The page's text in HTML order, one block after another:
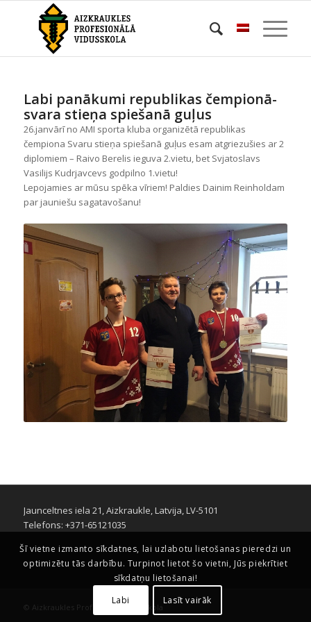
Labi panākumi republikas čempionā-
svara stieņa spiešanā guļus
26.janvārī no AMI sporta kluba organizētā republikas
čempiona Svaru stieņa spiešanā guļus esam atgriezušies ar 2
diplomiem – Raivo Berelis ieguva 2.vietu, bet Svjatoslavs
Vasilijs Kudrjavcevs godpilno 1.vietu!
Lepojamies ar mūsu spēka vīriem! Paldies Dainim Reinholdam
par jauniešu sagatavošanu!
Jaunceltnes iela 21, Aizkraukle, Latvija, LV-5101
Telefons: +371-65121035
© Aizkraukles Profesionālā vidusskola
Šī vietne izmanto sīkdatnes, lai uzlabotu lietošanas pieredzi un
optimizētu tās darbību. Turpinot lietot šo vietni, Jūs piekrītiet
sīkdatņu lietošanai!
Labi
Lasīt vairāk